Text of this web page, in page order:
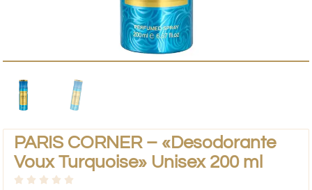
PARIS CORNER – «Desodorante
Voux Turquoise» Unisex 200 ml